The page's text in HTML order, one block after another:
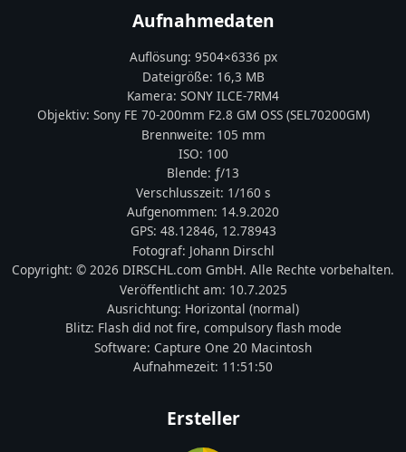
Aufnahmedaten
Auflösung: 9504×6336 px
Dateigröße: 16,3 MB
Kamera: SONY ILCE-7RM4
Objektiv: Sony FE 70-200mm F2.8 GM OSS (SEL70200GM)
Brennweite: 105 mm
ISO: 100
Blende: ƒ/13
Verschlusszeit: 1/160 s
Aufgenommen: 14.9.2020
GPS: 48.12846, 12.78943
Fotograf: Johann Dirschl
Copyright: © 2026 DIRSCHL.com GmbH. Alle Rechte vorbehalten.
Veröffentlicht am: 10.7.2025
Ausrichtung: Horizontal (normal)
Blitz: Flash did not fire, compulsory flash mode
Software: Capture One 20 Macintosh
Aufnahmezeit: 11:51:50
Ersteller